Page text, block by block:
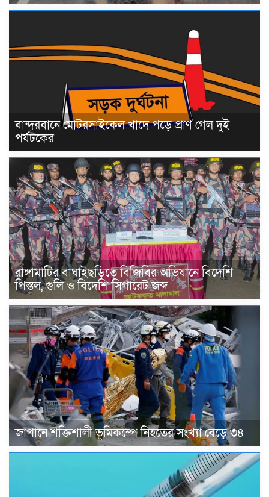
বান্দরবানে মোটরসাইকেল খাদে পড়ে প্রাণ গেল দুই
পর্যটকের
রাঙ্গামাটির বাঘাইছড়িতে বিজিবির অভিযানে বিদেশি
পিস্তল, গুলি ও বিদেশি সিগারেট জব্দ
জাপানে শক্তিশালী ভূমিকম্পে নিহতের সংখ্যা বেড়ে ৩৪